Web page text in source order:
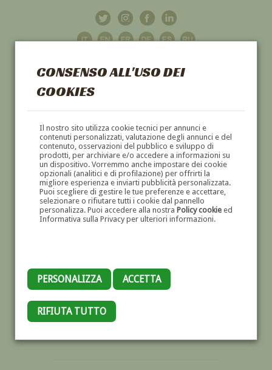
CONSENSO ALL'USO DEI
COOKIES
Il nostro sito utilizza cookie tecnici per annunci e
contenuti personalizzati, valutazione degli annunci e del
contenuto, osservazioni del pubblico e sviluppo di
prodotti, per archiviare e/o accedere a informazioni su
un dispositivo. Vorremmo anche impostare dei cookie
opzionali (analitici e di profilazione) per offrirti la
migliore esperienza e inviarti pubblicità personalizzata.
Puoi scegliere di gestire le tue preferenze e accettare,
selezionare o rifiutare tutti i cookie dal pannello
personalizza. Puoi accedere alla nostra Policy cookieed
Informativa sulla Privacy per ulteriori informazioni.
PERSONALIZZA ACCETTA
RIFIUTA TUTTO
GALLERIAD'ARTE
DIPINTI E SCULTURE '800 E '900